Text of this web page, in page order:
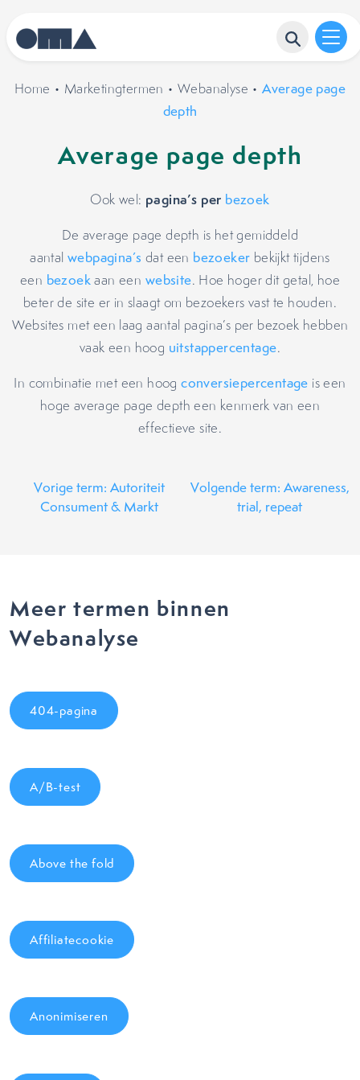
Home • Marketingtermen • Webanalyse •Average page
depth
Average page depth
Ook wel: pagina’s per bezoek
De average page depth is het gemiddeld
aantalwebpagina’s dat een bezoeker bekijkt tijdens
een bezoekaan een website. Hoe hoger dit getal, hoe
beter de site er in slaagt om bezoekers vast te houden.
Websites met een laag aantal pagina’s per bezoek hebben
vaak een hoog uitstappercentage.
In combinatie met een hoogconversiepercentage is een
hoge average page depth een kenmerk van een
effectieve site.
Vorige term: Autoriteit
Consument & Markt
Volgende term: Awareness,
trial, repeat
Meer termen binnen
Webanalyse
404-pagina
A/B-test
Above the fold
Affiliatecookie
Anonimiseren